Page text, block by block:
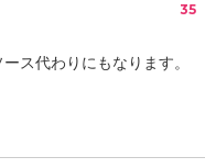
ス代わりにもなります。
35